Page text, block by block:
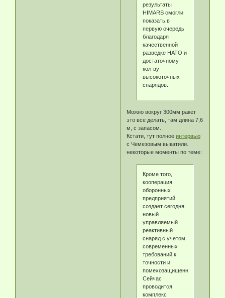
результаты
HIMARS смогли
показать в
первую очередь
благодаря
качественной
разведке НАТО и
достаточному
кол-ву
высокоточных
снарядов.
Можно вокруг 300мм ракет
это все делать, там длина 7,6
м, с запасом.
Кстати, тут полноеинтервью
с Чемезовым выкатили.
некоторые моменты по теме:
Кроме того,
кооперация
оборонных
предприятий
создает сегодня
новый
управляемый
реактивный
снаряд с учетом
современных
требований к
точности и
помехозащищенности.
Сейчас
проводится
комплекс